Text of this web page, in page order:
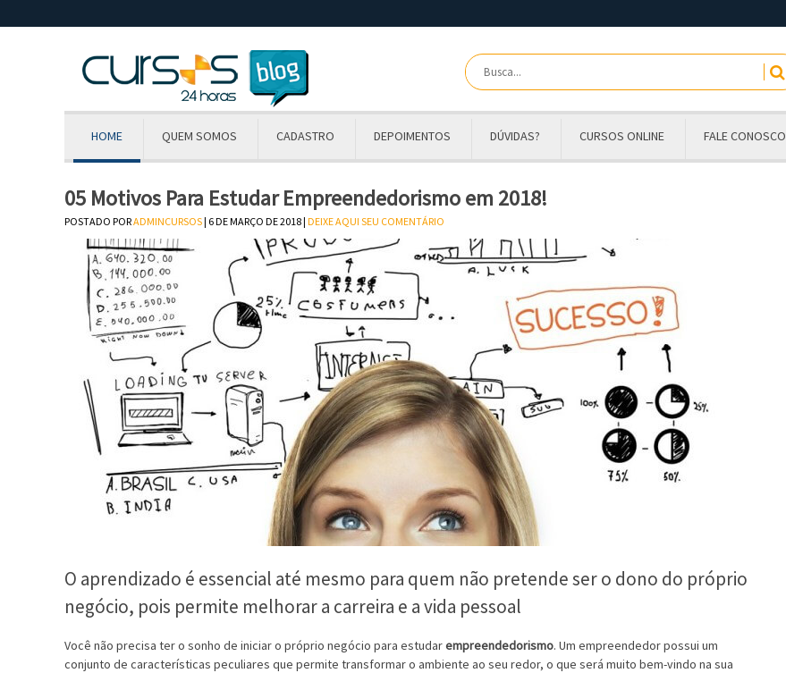
HOME QUEM SOMOS CADASTRO DEPOIMENTOS DÚVIDAS? CURSOS ONLINE FALE CONOSCO
05 Motivos Para Estudar Empreendedorismo em 2018!
POSTADO PORADMINCURSOS| 6 DE MARÇO DE 2018 | DEIXE AQUI SEU COMENTÁRIO
O aprendizado é essencial até mesmo para quem não pretende ser o dono do próprio
negócio, pois permite melhorar a carreira e a vida pessoal
Você não precisa ter o sonho de iniciar o próprio negócio para estudarempreendedorismo. Um empreendedor possui um
conjunto de características peculiares que permite transformar o ambiente ao seu redor, o que será muito bem-vindo na sua